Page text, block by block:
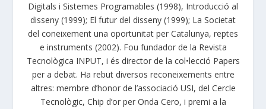
Digitals i Sistemes Programables (1998), Introducció al
disseny (1999); El futur del disseny (1999); La Societat
del coneixement una oportunitat per Catalunya, reptes
e instruments (2002). Fou fundador de la Revista
Tecnològica INPUT, i és director de la col•lecció Papers
per a debat. Ha rebut diversos reconeixements entre
altres: membre d’honor de l’associació USI, del Cercle
Tecnològic, Chip d’or per Onda Cero, i premi a la